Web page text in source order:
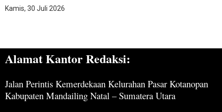
Kamis, 30 Juli 2026
Alamat Kantor Redaksi:
Jalan Perintis Kemerdekaan Kelurahan Pasar Kotanopan
Kabupaten Mandailing Natal – Sumatera Utara